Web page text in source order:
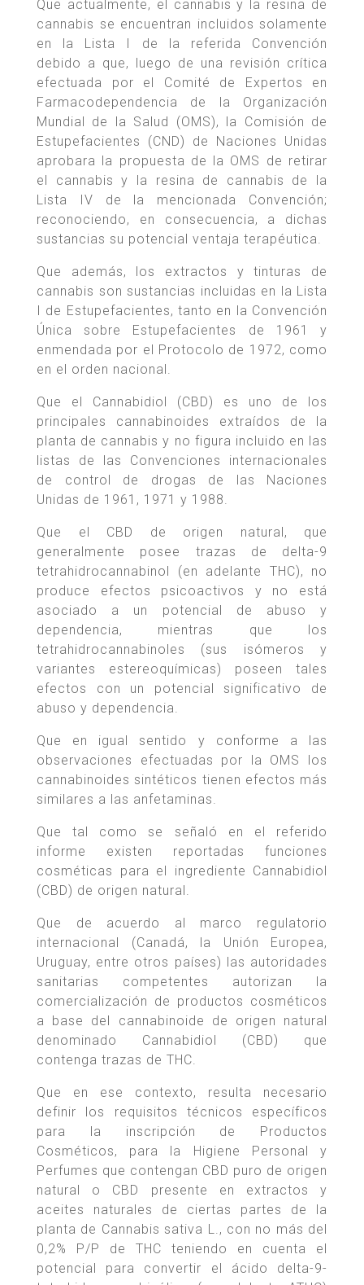
Que actualmente, el cannabis y la resina de
cannabis se encuentran incluidos solamente
en la Lista I de la referida Convención
debido a que, luego de una revisión crítica
efectuada por el Comité de Expertos en
Farmacodependencia de la Organización
Mundial de la Salud (OMS), la Comisión de
Estupefacientes (CND) de Naciones Unidas
aprobara la propuesta de la OMS de retirar
el cannabis y la resina de cannabis de la
Lista IV de la mencionada Convención;
reconociendo, en consecuencia, a dichas
sustancias su potencial ventaja terapéutica.
Que además, los extractos y tinturas de
cannabis son sustancias incluidas en la Lista
I de Estupefacientes, tanto en la Convención
Única sobre Estupefacientes de 1961 y
enmendada por el Protocolo de 1972, como
en el orden nacional.
Que el Cannabidiol (CBD) es uno de los
principales cannabinoides extraídos de la
planta de cannabis y no figura incluido en las
listas de las Convenciones internacionales
de control de drogas de las Naciones
Unidas de 1961, 1971 y 1988.
Que el CBD de origen natural, que
generalmente posee trazas de delta-9
tetrahidrocannabinol (en adelante THC), no
produce efectos psicoactivos y no está
asociado a un potencial de abuso y
dependencia, mientras que los
tetrahidrocannabinoles (sus isómeros y
variantes estereoquímicas) poseen tales
efectos con un potencial significativo de
abuso y dependencia.
Que en igual sentido y conforme a las
observaciones efectuadas por la OMS los
cannabinoides sintéticos tienen efectos más
similares a las anfetaminas.
Que tal como se señaló en el referido
informe existen reportadas funciones
cosméticas para el ingrediente Cannabidiol
(CBD) de origen natural.
Que de acuerdo al marco regulatorio
internacional (Canadá, la Unión Europea,
Uruguay, entre otros países) las autoridades
sanitarias competentes autorizan la
comercialización de productos cosméticos
a base del cannabinoide de origen natural
denominado Cannabidiol (CBD) que
contenga trazas de THC.
Que en ese contexto, resulta necesario
definir los requisitos técnicos específicos
para la inscripción de Productos
Cosméticos, para la Higiene Personal y
Perfumes que contengan CBD puro de origen
natural o CBD presente en extractos y
aceites naturales de ciertas partes de la
planta de Cannabis sativa L., con no más del
0,2% P/P de THC teniendo en cuenta el
potencial para convertir el ácido delta-9-